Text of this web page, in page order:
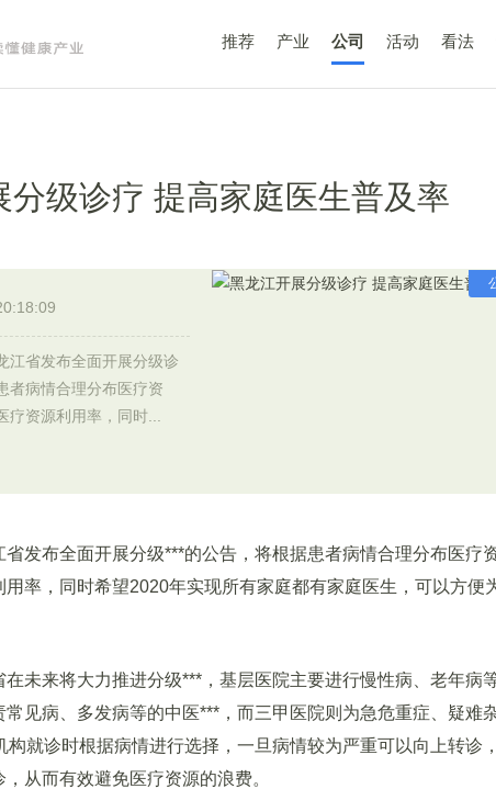
推荐 产业 公司 活动 看法
分级诊疗 提高家庭医生普及率
江省发布全面开展分级诊
者病情合理分布医疗资
疗资源利用率，同时...
布全面开展分级***的公告，将根据患者病情合理分布医疗
用率，同时希望2020年实现所有家庭都有家庭医生，可以方便
来将大力推进分级***，基层医院主要进行慢性病、老年病
见病、多发病等的中医***，而三甲医院则为急危重症、疑难
构就诊时根据病情进行选择，一旦病情较为严重可以向上转诊
从而有效避免医疗资源的浪费。